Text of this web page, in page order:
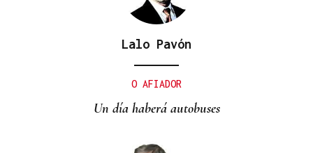
Lalo Pavón
O AFIADOR
Un día haberá autobuses